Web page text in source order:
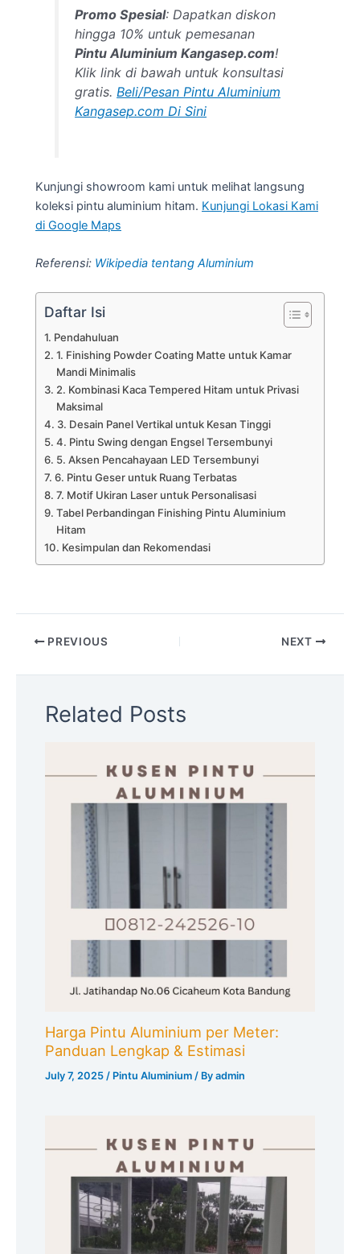
Promo Spesial: Dapatkan diskon
hingga 10% untuk pemesanan
Pintu Aluminium Kangasep.com!
Klik link di bawah untuk konsultasi
gratis.Beli/Pesan Pintu Aluminium
Kangasep.com Di Sini
Kunjungi showroom kami untuk melihat langsung
koleksi pintu aluminium hitam. Kunjungi Lokasi Kami
di Google Maps
Referensi: Wikipedia tentang Aluminium
Daftar Isi
Pendahuluan
1. Finishing Powder Coating Matte untuk Kamar
Mandi Minimalis
2. Kombinasi Kaca Tempered Hitam untuk Privasi
Maksimal
3. Desain Panel Vertikal untuk Kesan Tinggi
4. Pintu Swing dengan Engsel Tersembunyi
5. Aksen Pencahayaan LED Tersembunyi
6. Pintu Geser untuk Ruang Terbatas
7. Motif Ukiran Laser untuk Personalisasi
Tabel Perbandingan Finishing Pintu Aluminium
Hitam
Kesimpulan dan Rekomendasi
PREVIOUS NEXT
Related Posts
Harga Pintu Aluminium per Meter:
Panduan Lengkap & Estimasi
July 7, 2025/ Pintu Aluminium / Byadmin